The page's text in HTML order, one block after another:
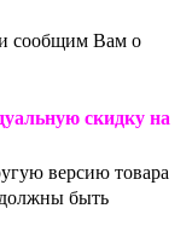
сообщим Вам о
скидку на
версию товара
быть